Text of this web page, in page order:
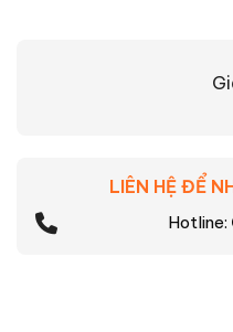
LIÊN HỆ ĐỂ
Hotline: